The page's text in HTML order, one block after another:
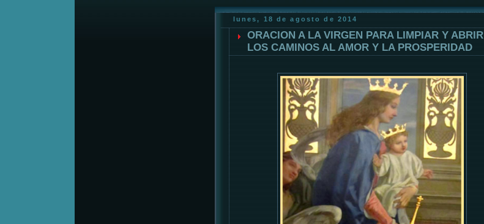
lunes, 18 de agosto de 2014
ORACION A LA VIRGEN PARA LIMPIAR Y ABRIR
LOS CAMINOS AL AMOR Y LA PROSPERIDAD